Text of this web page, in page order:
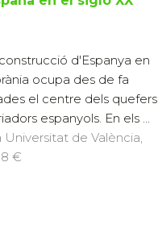
d'Espanya en
ocupa des de fa
el centre dels quefers
espanyols. En els ...
Universitat de València,
€